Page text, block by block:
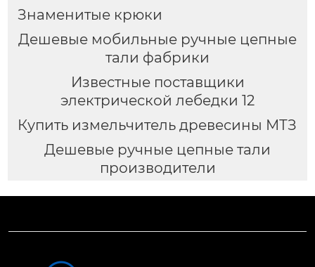
Знаменитые крюки
Дешевые мобильные ручные цепные
тали фабрики
Известные поставщики
электрической лебедки 12
Купить измельчитель древесины МТЗ
Дешевые ручные цепные тали
производители